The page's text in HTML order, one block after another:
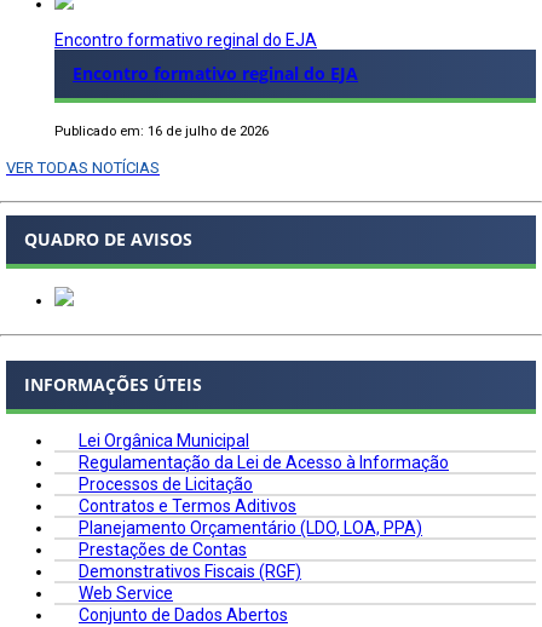
Encontro formativo reginal do EJA
Encontro formativo reginal do EJA
Publicado em: 16 de julho de 2026
VER TODAS NOTÍCIAS
QUADRO DE AVISOS
INFORMAÇÕES ÚTEIS
Lei Orgânica Municipal
Regulamentação da Lei de Acesso à Informação
Processos de Licitação
Contratos e Termos Aditivos
Planejamento Orçamentário (LDO, LOA, PPA)
Prestações de Contas
Demonstrativos Fiscais (RGF)
Web Service
Conjunto de Dados Abertos